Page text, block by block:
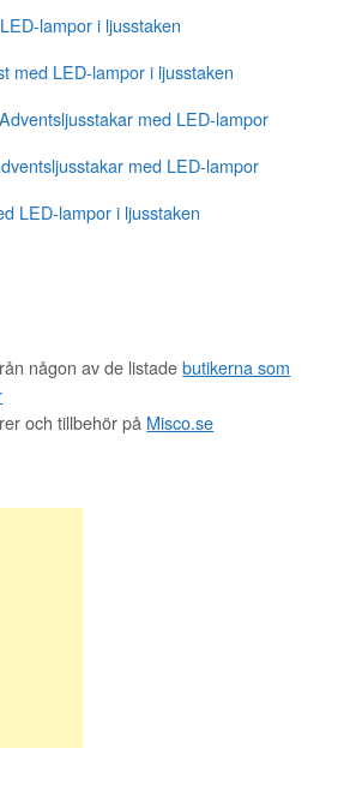
lampor i ljusstaken
med LED-lampor i ljusstaken
Adventsljusstakar med LED-lampor
med LED-lampor
LED-lampor i ljusstaken
någon av de listadebutikerna som
och tillbehör på Misco.se